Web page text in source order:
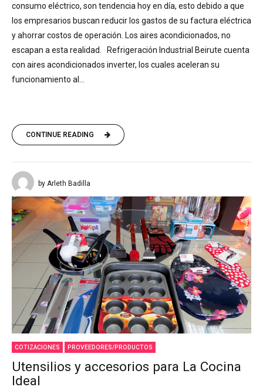
consumo eléctrico, son tendencia hoy en día, esto debido a que
los empresarios buscan reducir los gastos de su factura eléctrica
y ahorrar costos de operación. Los aires acondicionados, no
escapan a esta realidad. Refrigeración Industrial Beirute cuenta
con aires acondicionados inverter, los cuales aceleran su
funcionamiento al...
CONTINUE READING
by Arleth Badilla
COTIZACIONES PROVEEDORES/PRODUCTOS
Utensilios y accesorios para La Cocina
Ideal